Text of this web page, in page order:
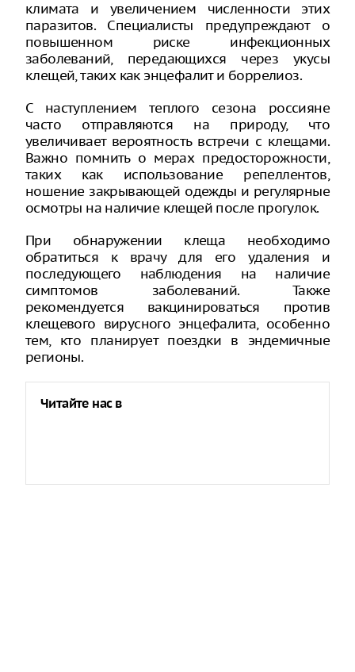
климата и увеличением численности этих
паразитов. Специалисты предупреждают о
повышенном риске инфекционных
заболеваний, передающихся через укусы
клещей, таких как энцефалит и боррелиоз.
С наступлением теплого сезона россияне
часто отправляются на природу, что
увеличивает вероятность встречи с клещами.
Важно помнить о мерах предосторожности,
таких как использование репеллентов,
ношение закрывающей одежды и регулярные
осмотры на наличие клещей после прогулок.
При обнаружении клеща необходимо
обратиться к врачу для его удаления и
последующего наблюдения на наличие
симптомов заболеваний. Также
рекомендуется вакцинироваться против
клещевого вирусного энцефалита, особенно
тем, кто планирует поездки в эндемичные
регионы.
Читайте нас в